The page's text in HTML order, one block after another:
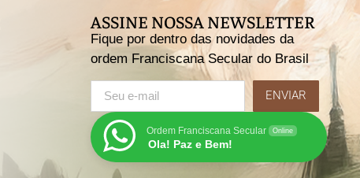
ASSINE NOSSA NEWSLETTER
Fique por dentro das novidades da
ordem Franciscana Secular do Brasil
ENVIAR
Ordem Franciscana Secular Online
Ola! Paz e Bem!